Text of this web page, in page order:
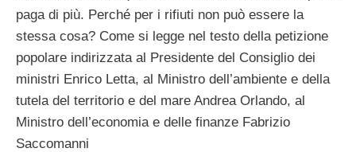
paga di più. Perché per i rifiuti non può essere la
stessa cosa? Come si legge nel testo della petizione
popolare indirizzata al Presidente del Consiglio dei
ministri Enrico Letta, al Ministro dell’ambiente e della
tutela del territorio e del mare Andrea Orlando, al
Ministro dell’economia e delle finanze Fabrizio
Saccomanni